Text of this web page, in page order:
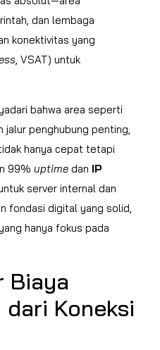
dan lembaga
konektivitas yang
, VSAT) untuk
bahwa area seperti
jalur penghubung penting,
hanya cepat tetapi
99% uptimedan IP
server internal dan
fondasi digital yang solid,
hanya fokus pada
Biaya
dari Koneksi